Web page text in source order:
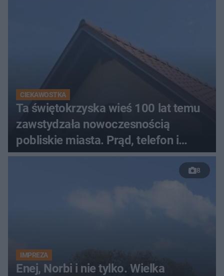
CIEKAWOSTKA
Ta świętokrzyska wieś 100 lat temu
zawstydzała nowoczesnością
pobliskie miasta. Prąd, telefon i
luksusowa auta
8
IMPREZA
Enej, Norbi i nie tylko. Wielka